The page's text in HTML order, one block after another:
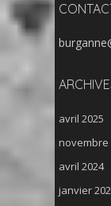
avril 2025
novembre
avril 2024
janvier